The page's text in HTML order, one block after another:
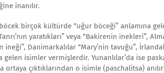
inanılır.
birçok kültürde “uğur böceği” anlamına
yaratıkları” veya “Bakirenin inekleri”,
ineği”, Danimarkalılar “Mary’nin tavuğu”,
gelen isimler vermişlerdir. Yunanlılar’da ise
ortaya çıktıklarından o isimle (paschalitsa)